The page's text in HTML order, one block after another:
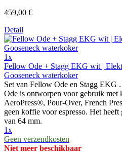
459,00 €
Detail
1x
Fellow Ode + Stagg EKG wit |
Gooseneck waterkoker
Set van Fellow Ode en Stagg EKG
Ode is ontworpen voor gebruik met
AeroPress®, Pour-Over, French
geen koffie voor espresso. Het
van 64 mm.
1x
Geen verzendkosten
Niet meer beschikbaar